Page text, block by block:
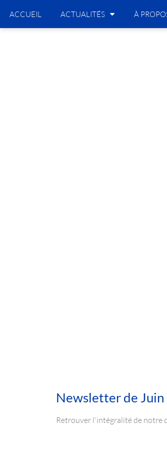
ACCUEIL ACTUALITÉS À
Newsletter de
Retrouver l'intégralité de notre